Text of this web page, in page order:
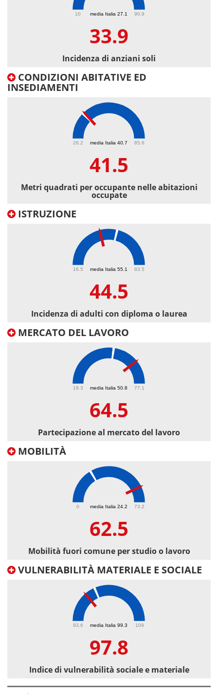
media Italia 27.1
10 90.9
33.9
Incidenza di anziani soli
CONDIZIONI ABITATIVE ED
INSEDIAMENTI
media Italia 40.7
26.2 85.6
41.5
Metri quadrati per occupante nelle abitazioni
occupate
ISTRUZIONE
media Italia 55.1
16.5 83.5
44.5
Incidenza di adulti con diploma o laurea
MERCATO DEL LAVORO
media Italia 50.8
19.3 77.1
64.5
Partecipazione al mercato del lavoro
MOBILITÀ
media Italia 24.2
0 73.2
62.5
Mobilità fuori comune per studio o lavoro
VULNERABILITÀ MATERIALE E SOCIALE
media Italia 99.3
93.6 109
97.8
Indice di vulnerabilità sociale e materiale